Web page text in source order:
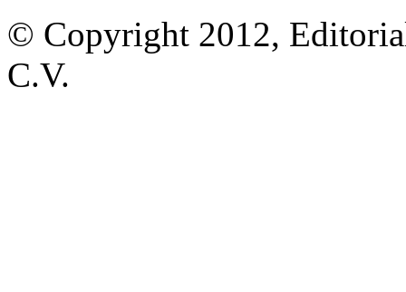
© Copyright 2012,
C.V.